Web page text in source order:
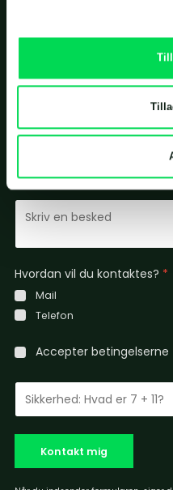
Hvordan vil du kontaktes? *
Mail
Telefon
Accepterbetingelserne
Kontakt mig